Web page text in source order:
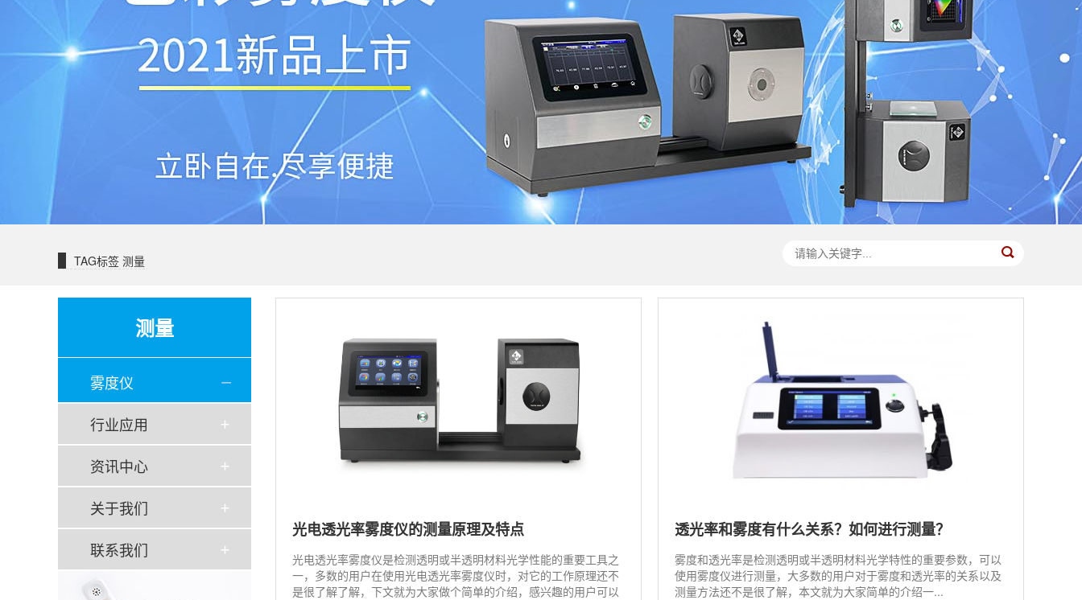
TAG标签 测量
测量
雾度仪
行业应用
资讯中心
关于我们
联系我们
光电透光率雾度仪的测量原理及特点
光电透光率雾度仪是检测透明或半透明材料光学性能的重要工具之
一，多数的用户在使用光电透光率雾度仪时，对它的工作原理还不
是很了解了解，下文就为大家做个简单的介绍，感兴趣的用户可以
透光率和雾度有什么关系？如何进行测量？
雾度和透光率是检测透明或半透明材料光学特性的重要参数，可以
使用雾度仪进行测量，大多数的用户对于雾度和透光率的关系以及
测量方法还不是很了解，本文就为大家简单的介绍一...